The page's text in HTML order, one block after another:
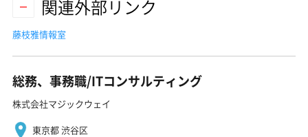
関連外部リンク
藤枝雅情報室
総務、事務職/ITコンサルティング
株式会社マジックウェイ
東京都 渋谷区